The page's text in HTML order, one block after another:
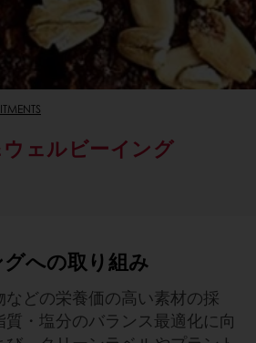
ェルビーイング
への取り組み
どの栄養価の高い素材の採
・塩分のバランス最適化に向